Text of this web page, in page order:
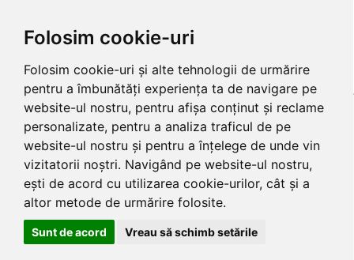
Folosim cookie-uri
Folosim cookie-uri și alte tehnologii de urmărire
pentru a îmbunătăți experiența ta de navigare pe
website-ul nostru, pentru afișa conținut și reclame
personalizate, pentru a analiza traficul de pe
website-ul nostru și pentru a înțelege de unde vin
vizitatorii noștri. Navigând pe website-ul nostru,
ești de acord cu utilizarea cookie-urilor, cât și a
altor metode de urmărire folosite.
Sunt de acord Vreau să schimb setările